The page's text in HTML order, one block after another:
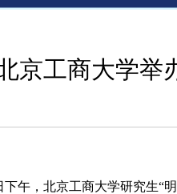
京工商大学举
，北京工商大学研究生“明